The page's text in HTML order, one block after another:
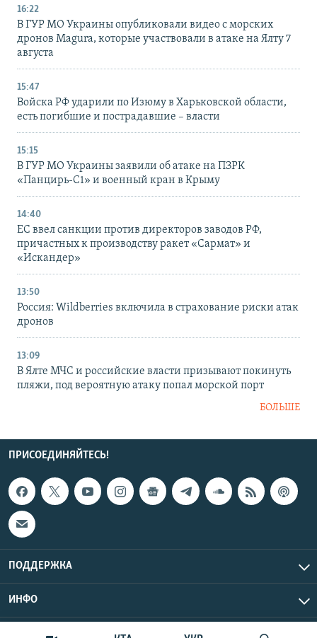
16:22
В ГУР МО Украины опубликовали видео с морских
дронов Magura, которые участвовали в атаке на Ялту 7
августа
15:47
Войска РФ ударили по Изюму в Харьковской области,
есть погибшие и пострадавшие – власти
15:15
В ГУР МО Украины заявили об атаке на ПЗРК
«Панцирь-С1» и военный кран в Крыму
14:40
ЕС ввел санкции против директоров заводов РФ,
причастных к производству ракет «Сармат» и
«Искандер»
13:50
Россия: Wildberries включила в страхование риски атак
дронов
13:09
В Ялте МЧС и российские власти призывают покинуть
пляжи, под вероятную атаку попал морской порт
БОЛЬШЕ
ПРИСОЕДИНЯЙТЕСЬ!
ПОДДЕРЖКА
ИНФО